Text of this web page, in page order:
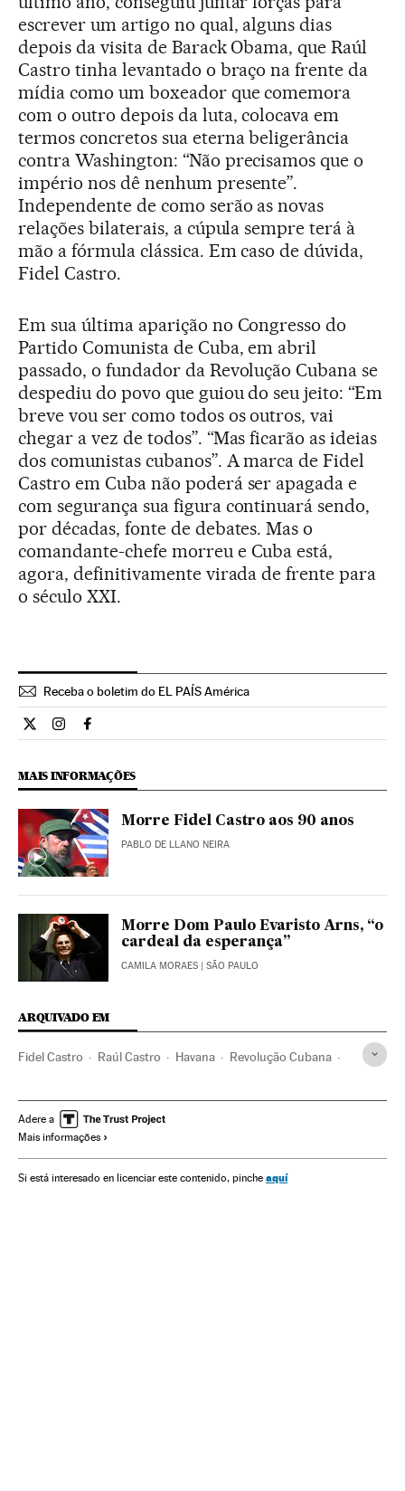
escrever um artigo no qual, alguns dias
depois da visita de Barack Obama, que Raúl
Castro tinha levantado o braço na frente da
mídia como um boxeador que comemora
com o outro depois da luta, colocava em
termos concretos sua eterna beligerância
contra Washington: “Não precisamos que o
império nos dê nenhum presente”.
Independente de como serão as novas
relações bilaterais, a cúpula sempre terá à
mão a fórmula clássica. Em caso de dúvida,
Fidel Castro.
Em sua última aparição no Congresso do
Partido Comunista de Cuba, em abril
passado, o fundador da Revolução Cubana se
despediu do povo que guiou do seu jeito: “Em
breve vou ser como todos os outros, vai
chegar a vez de todos”. “Mas ficarão as ideias
dos comunistas cubanos”. A marca de Fidel
Castro em Cuba não poderá ser apagada e
com segurança sua figura continuará sendo,
por décadas, fonte de debates. Mas o
comandante-chefe morreu e Cuba está,
agora, definitivamente virada de frente para
o século XXI.
Receba o boletim do EL PAÍS América
Internacional El País Brasil en Twitter
Internacional El País Brasil en Instagram
Internacional El País Brasil en Facebook
MAIS INFORMAÇÕES
Morre Fidel Castro aos 90 anos
PABLO DE LLANO NEIRA
Morre Dom Paulo Evaristo Arns, “o
cardeal da esperança”
CAMILA MORAES | SÃO PAULO
ARQUIVADO EM
Fidel Castro Raúl Castro Havana Revolução Cubana
Flórida Estados Unidos
América Latina
Acontecimentos América História Sociedade
Adere a
Mais informações
Si está interesado en licenciar este contenido, pinche aquí